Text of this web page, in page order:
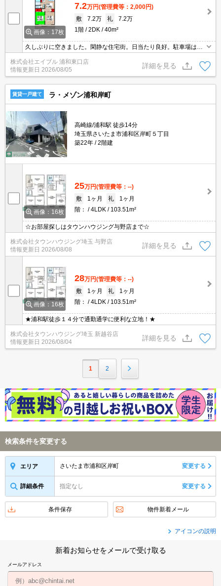
画像：17枚
7.2万円(管理費等：2,000円)
敷
7.2万 礼
7.2万
1階
2DK 40m²
久しぶりに空きました。閑静な住宅街。日当たり良好。駐車場は敷
地内。周辺には充実の生活環境。最新の空室状況はお気軽にお問い
合わせ下さい。すぐ内見できます。
株式会社エイブル 浦和東口店
情報更新日 2026/08/05
詳細を見る
賃貸一戸建て ラ・メゾン浦和岸町
高崎線/浦和駅 徒歩14分
埼玉県さいたま市浦和区岸町５丁目
築22年
2階建
画像：16枚
25万円(管理費等：--)
敷
1ヶ月 礼
1ヶ月
階：
4LDK 103.51m²
☆お部屋探しはタウンハウジング与野店まで☆
株式会社タウンハウジング埼玉 与野店
情報更新日 2026/08/08
詳細を見る
画像：16枚
28万円(管理費等：--)
敷
1ヶ月 礼
1ヶ月
階：
4LDK 103.51m²
★浦和駅徒歩１４分で通勤通学に便利な立地！★
株式会社タウンハウジング埼玉 新越谷店
情報更新日 2026/08/04
詳細を見る
1 2
検索条件を変更する
エリア さいたま市浦和区岸町 変更する
詳細条件 指定なし 変更する
条件保存 物件新着メール
アイコンの説明
新着お知らせをメールで受け取る
メールアドレス